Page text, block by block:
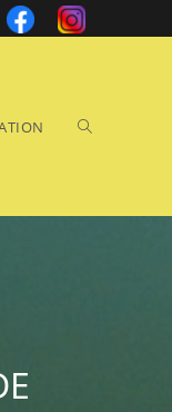
Toggle